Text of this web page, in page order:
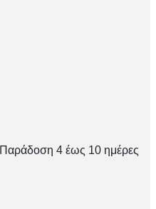
Παράδοση 4 έως 10 ημέρες